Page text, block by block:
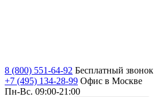
8 (800) 551-64-92 Бесплатный звонок
+7 (495) 134-28-99 Офис в Москве
Пн-Вс. 09:00-21:00